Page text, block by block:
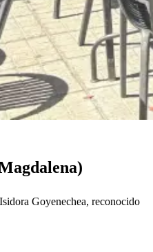
Goyenechea, reconocido